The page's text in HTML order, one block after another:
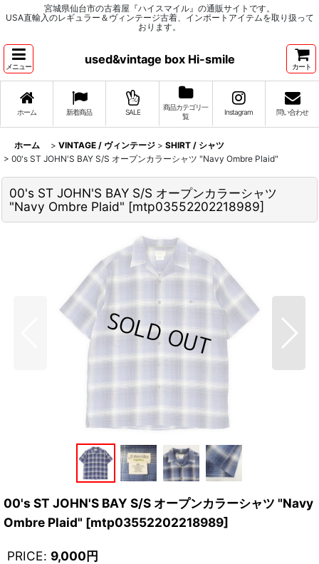
宮城県仙台市の古着屋『ハイスマイル』の通販サイトです。
USA直輸入のレギュラー＆ヴィンテージ古着、インポートアイテムを取り扱って
おります。
メニュー
used&vintage box Hi-smile
カート
ホーム 新着商品 SALE
商品カテゴリ一
覧
Instagram 問い合わせ
ホーム > VINTAGE / ヴィンテージ > SHIRT / シャツ
> 00's ST JOHN'S BAY S/S オープンカラーシャツ "Navy Ombre Plaid"
00's ST JOHN'S BAY S/S オープンカラーシャツ
"Navy Ombre Plaid" [mtp03552202218989]
00's ST JOHN'S BAY S/S オープンカラーシャツ "Navy
Ombre Plaid" [mtp03552202218989]
PRICE: 9,000円